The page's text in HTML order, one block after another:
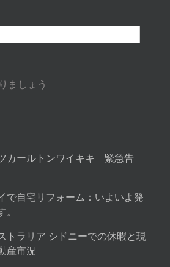
ましょう
カールトンワイキキ 緊急告
で自宅リフォーム：いよいよ発
。
トラリア シドニーでの休暇と現
産市況